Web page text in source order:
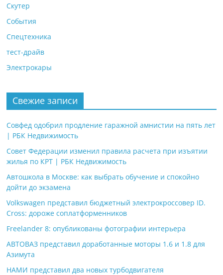
Скутер
События
Спецтехника
тест-драйв
Электрокары
Свежие записи
Совфед одобрил продление гаражной амнистии на пять лет
| РБК Недвижимость
Совет Федерации изменил правила расчета при изъятии
жилья по КРТ | РБК Недвижимость
Автошкола в Москве: как выбрать обучение и спокойно
дойти до экзамена
Volkswagen представил бюджетный электрокроссовер ID.
Cross: дороже соплатформенников
Freelander 8: опубликованы фотографии интерьера
АВТОВАЗ представил доработанные моторы 1.6 и 1.8 для
Азимута
НАМИ представил два новых турбодвигателя